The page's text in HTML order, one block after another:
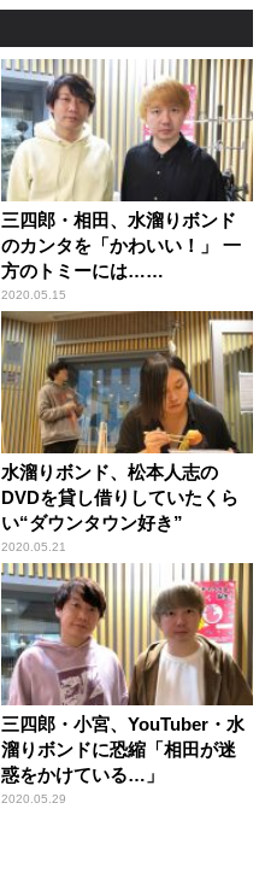
三四郎・相田、水溜りボンド
のカンタを「かわいい！」 一
方のトミーには……
2020.05.15
水溜りボンド、松本人志の
DVDを貸し借りしていたくら
い“ダウンタウン好き”
2020.05.21
三四郎・小宮、YouTuber・水
溜りボンドに恐縮「相田が迷
惑をかけている…」
2020.05.29